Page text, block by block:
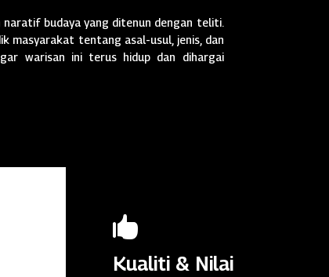
naratif budaya yang ditenun dengan teliti.
masyarakat tentang asal-usul, jenis, dan
warisan ini terus hidup dan dihargai

Kualiti & Nilai